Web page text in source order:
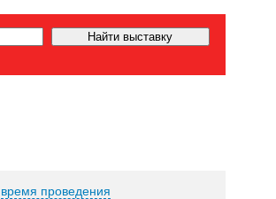
время проведения